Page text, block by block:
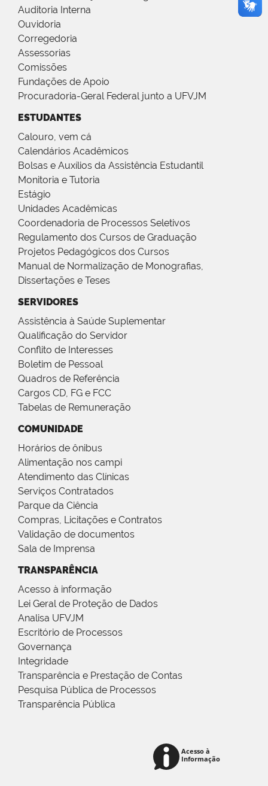
Auditoria Interna
Ouvidoria
Corregedoria
Assessorias
Comissões
Fundações de Apoio
Procuradoria-Geral Federal junto a UFVJM
ESTUDANTES
Calouro, vem cá
Calendários Acadêmicos
Bolsas e Auxílios da Assistência Estudantil
Monitoria e Tutoria
Estágio
Unidades Acadêmicas
Coordenadoria de Processos Seletivos
Regulamento dos Cursos de Graduação
Projetos Pedagógicos dos Cursos
Manual de Normalização de Monografias,
Dissertações e Teses
SERVIDORES
Assistência à Saúde Suplementar
Qualificação do Servidor
Conflito de Interesses
Boletim de Pessoal
Quadros de Referência
Cargos CD, FG e FCC
Tabelas de Remuneração
COMUNIDADE
Horários de ônibus
Alimentação nos campi
Atendimento das Clínicas
Serviços Contratados
Parque da Ciência
Compras, Licitações e Contratos
Validação de documentos
Sala de Imprensa
TRANSPARÊNCIA
Acesso à informação
Lei Geral de Proteção de Dados
Analisa UFVJM
Escritório de Processos
Governança
Integridade
Transparência e Prestação de Contas
Pesquisa Pública de Processos
Transparência Pública